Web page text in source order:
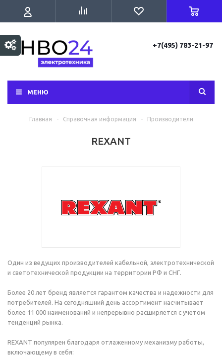
+7(495) 783-21-97
МЕНЮ
Главная - Справочная информация - Производители
REXANT
Один из ведущих производителей кабельной, электротехнической
и светотехнической продукции на территории РФ и СНГ.
Более 20 лет бренд является гарантом качества и надежности для
потребителей. На сегодняшний день ассортимент насчитывает
более 11 000 наименований и непрерывно расширяется с учетом
тенденций рынка.
REXANT популярен благодаря отлаженному механизму работы,
включающему в себя: